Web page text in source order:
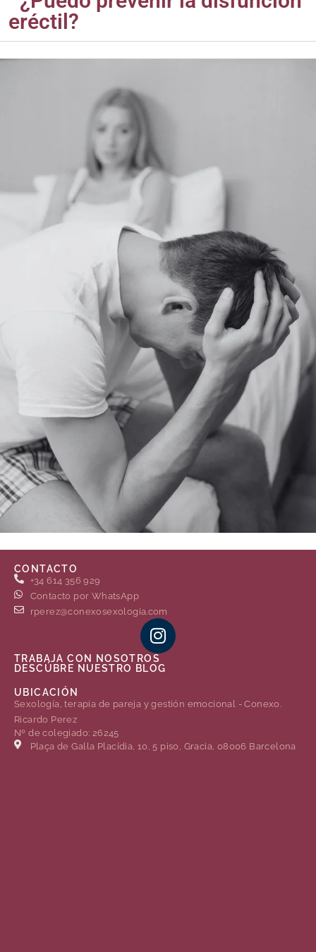
eréctil?
CONTACTO
+34 614 356 929
Contacto por WhatsApp
rperez@conexosexologia.com
TRABAJA CON NOSOTROS
DESCÚBRE NUESTRO BLOG
UBICACIÓN
Sexología, terapia de pareja y gestión emocional - Conexo.
Ricardo Perez
Nº de colegiado: 26245
Plaça de Gal·la Placídia, 10, 5 piso, Gracia, 08006 Barcelona